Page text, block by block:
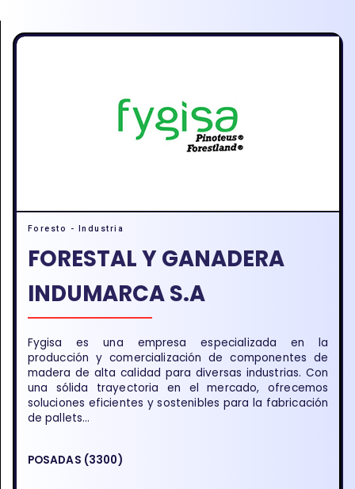
Foresto - Industria
FORESTAL Y GANADERA
INDUMARCA S.A
Fygisa es una empresa especializada en la
producción y comercialización de componentes de
madera de alta calidad para diversas industrias. Con
una sólida trayectoria en el mercado, ofrecemos
soluciones eficientes y sostenibles para la fabricación
de pallets...
POSADAS (3300)